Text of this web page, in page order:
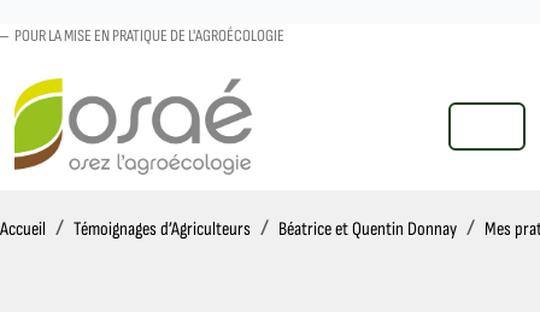
POUR LA MISE EN PRATIQUE DE L'AGROÉCOLOGIE
MENU
Accueil AccueilTémoignages d’Agriculteurs Béatrice et Quentin Donnay Mes